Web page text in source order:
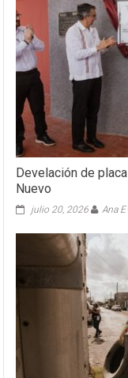
Develación de
Nuevo
julio 20, 2026 Ana E